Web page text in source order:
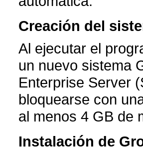
Creación del
Al ejecutar el
un nuevo sistema
Enterprise Server
bloquearse con
al menos 4 GB de
Instalación de